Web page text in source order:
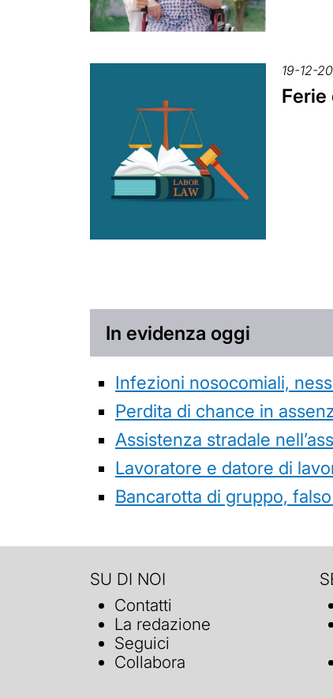
19-12-
Ferie
In evidenza oggi
Infezioni nosocomiali,
Perdita di chance in
Assistenza stradale
Lavoratore e datore di
Bancarotta di gruppo,
SU DI NOI
Contatti
La redazione
Seguici
Collabora